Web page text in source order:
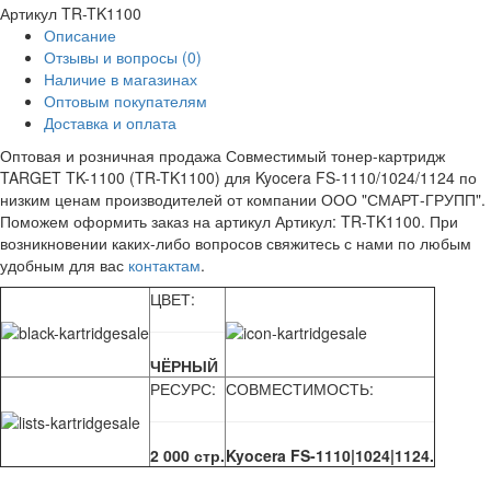
Артикул TR-TK1100
Описание
Отзывы и вопросы (0)
Наличие в магазинах
Оптовым покупателям
Доставка и оплата
Оптовая и розничная продажа Совместимый тонер-картридж
TARGET TK-1100 (TR-TK1100) для Kyocera FS-1110/1024/1124 по
низким ценам производителей от компании ООО "СМАРТ-ГРУПП".
Поможем оформить заказ на артикул Артикул: TR-TK1100. При
возникновении каких-либо вопросов свяжитесь с нами по любым
удобным для вас контактам.
ЦВЕТ:
ЧЁРНЫЙ
РЕСУРС:
2 000 стр.
СОВМЕСТИМОСТЬ:
Kyocera FS-1110|1024|1124.